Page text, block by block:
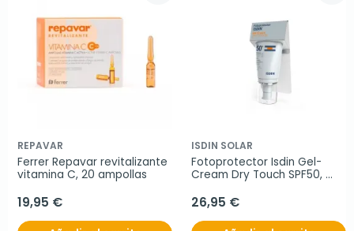
REPAVAR
Ferrer Repavar revitalizante
vitamina C, 20 ampollas
19,95 €
ISDIN SOLAR
Fotoprotector Isdin Gel-
Cream Dry Touch SPF50,
26,95 €